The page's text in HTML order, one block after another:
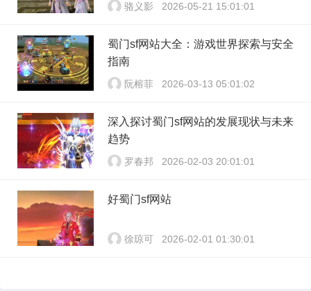
骆义影 2026-05-21 15:01:01
蜀门sf网站大全：游戏世界探索与安全
指南
阮榕菲 2026-03-13 05:01:02
深入探讨蜀门sf网站的发展现状与未来
趋势
罗春邦 2026-02-03 20:01:01
好蜀门sf网站
徐琼可 2026-02-01 01:30:01